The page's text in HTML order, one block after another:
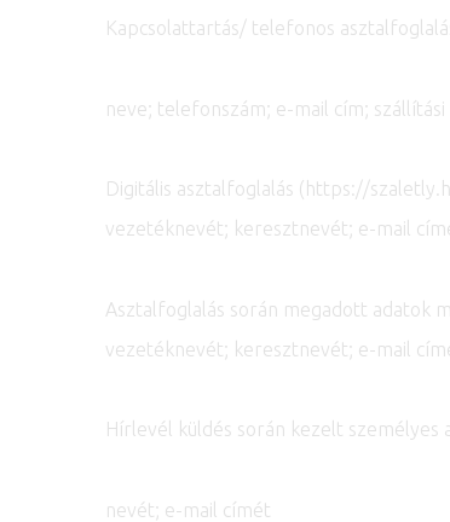
Kapcsolattartás/ telefonos
neve; telefonszám; e-mail cím; szállítási
Digitális asztalfoglalás (https://
vezetéknevét; keresztnevét; e-mail
Asztalfoglalás során megadott adatok
vezetéknevét; keresztnevét; e-mail
Hírlevél küldés során kezelt személyes
nevét; e-mail címét